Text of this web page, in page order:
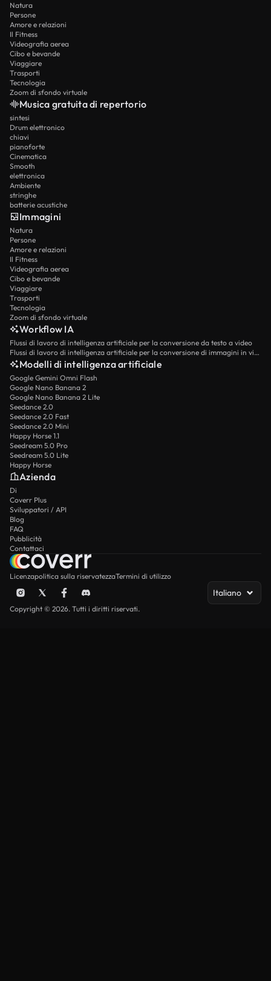
Natura
Persone
Amore e relazioni
Il Fitness
Videografia aerea
Cibo e bevande
Viaggiare
Trasporti
Tecnologia
Zoom di sfondo virtuale
Musica gratuita di repertorio
sintesi
Drum elettronico
chiavi
pianoforte
Cinematica
Smooth
elettronica
Ambiente
stringhe
batterie acustiche
Immagini
Natura
Persone
Amore e relazioni
Il Fitness
Videografia aerea
Cibo e bevande
Viaggiare
Trasporti
Tecnologia
Zoom di sfondo virtuale
Workflow IA
Flussi di lavoro di intelligenza artificiale per la conversione da testo a video
Flussi di lavoro di intelligenza artificiale per la conversione di immagini in video
Modelli di intelligenza artificiale
Google Gemini Omni Flash
Google Nano Banana 2
Google Nano Banana 2 Lite
Seedance 2.0
Seedance 2.0 Fast
Seedance 2.0 Mini
Happy Horse 1.1
Seedream 5.0 Pro
Seedream 5.0 Lite
Happy Horse
Azienda
Di
Coverr Plus
Sviluppatori / API
Blog
FAQ
Pubblicità
Contattaci
Licenzapolitica sulla riservatezzaTermini di utilizzo
Italiano
Copyright © 2026. Tutti i diritti riservati.